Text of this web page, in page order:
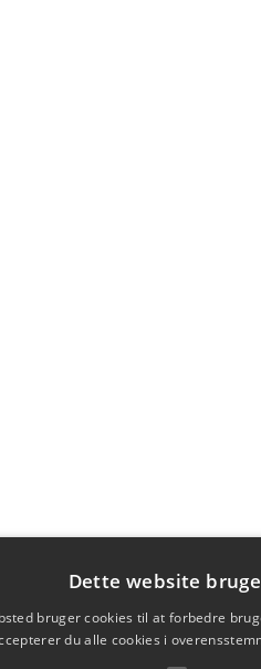
Dette website
bruger cookies til at forbedre
du alle cookies i